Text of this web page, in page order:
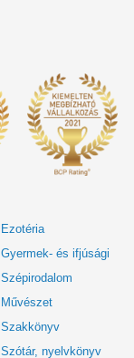
Ezotéria
Gyermek- és ifjúsági
Szépirodalom
Művészet
Szakkönyv
Szótár, nyelvkönyv